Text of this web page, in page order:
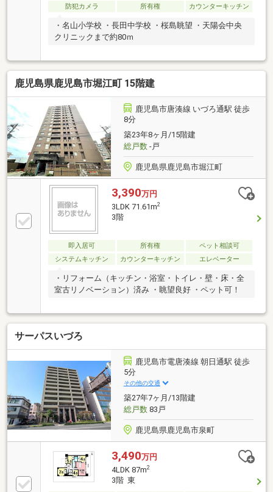
防犯カメラ
所有権 カウンターキッチン
・名山小学校 ・長田中学校 ・桜島眺望 ・天陽会中央
クリニックまで約80ｍ
鹿児島県鹿児島市堀江町 15階建
鹿児島市唐湊線 いづろ通駅 徒歩
8分
築23年8ヶ月/15階建
総戸数-戸
鹿児島県鹿児島市堀江町
3,390万円
3LDK 71.61m2
3階
即入居可 所有権
ペット相談可
システムキッチン
カウンターキッチン エレベーター
・リフォーム（キッチン・浴室・トイレ・壁・床・全
室古リノベーション）済み ・眺望良好 ・ペット可！
サーパスいづろ
鹿児島市電唐湊線 朝日通駅 徒歩
5分
その他の交通
築27年7ヶ月/13階建
総戸数83戸
鹿児島県鹿児島市泉町
3,490万円
4LDK 87m2
3階 東